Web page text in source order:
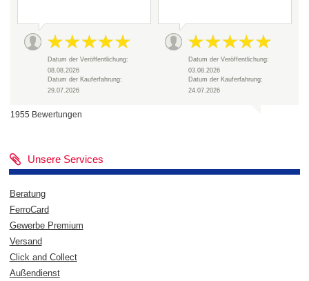
Datum der Veröffentlichung:
08.08.2026
Datum der Kauferfahrung:
29.07.2026
Datum der Veröffentlichung:
03.08.2026
Datum der Kauferfahrung:
24.07.2026
1955 Bewertungen
Unsere Services
Beratung
FerroCard
Gewerbe Premium
Versand
Click and Collect
Außendienst